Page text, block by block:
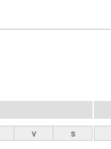
v s